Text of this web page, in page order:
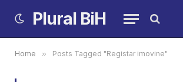
Plural BiH
Home » Posts Tagged "Registar imovine"